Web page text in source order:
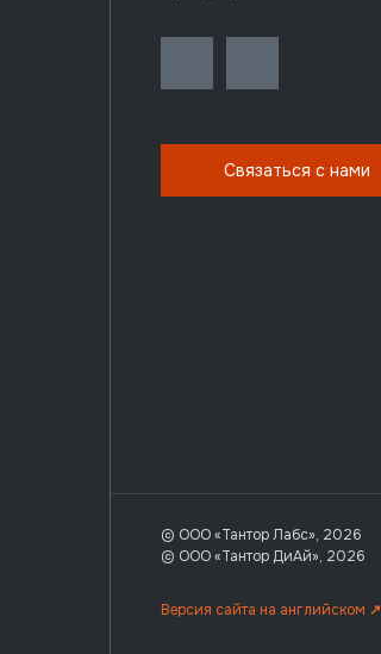
© ООО «Тантор Лабс», 2026
© ООО «Тантор ДиАй», 2026
Версия сайта на английском ↗
Связаться с нами